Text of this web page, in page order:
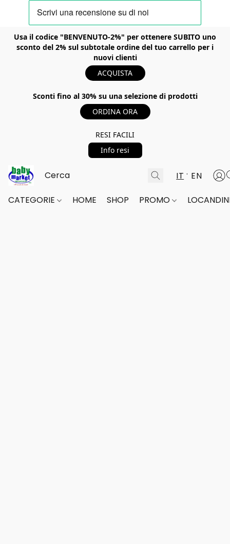
Usa il codice "BENVENUTO-2%" per ottenere SUBITO uno
sconto del 2% sul subtotale ordine del tuo carrello per i
nuovi clienti
ACQUISTA
Sconti fino al 30% su una selezione di prodotti
ORDINA ORA
RESI FACILI
Info resi
IT EN
CATEGORIE HOME SHOP PROMO